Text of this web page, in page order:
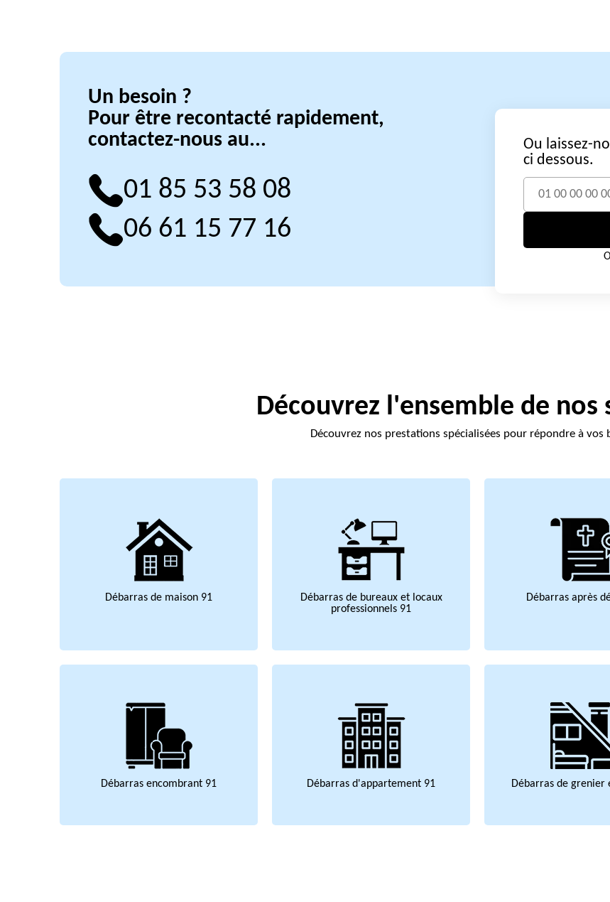
Un besoin ?
Pour être recontacté rapidement,
contactez-nous au...
01 85 53 58 08
06 61 15 77 16
Ou laissez-
ci dessous.
Découvrez l'ensemble de nos
Découvrez nos prestations spécialisées pour répondre à vos
Débarras de maison 91
Débarras de bureaux et locaux
professionnels 91
Débarras après
Débarras encombrant 91 Débarras d'appartement 91 Débarras de grenier